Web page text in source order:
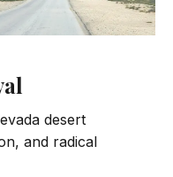
desert
and radical